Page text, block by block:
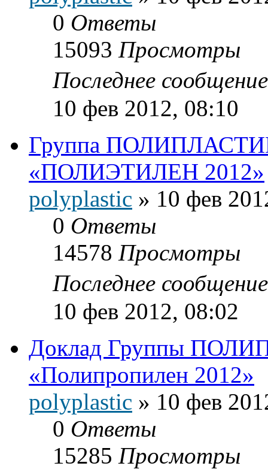
0 Ответы
15093 Просмотры
Последнее
10 фев 2012, 08:10
Группа
«ПОЛИЭТИЛЕН 2012»
polyplastic » 10 фев
0 Ответы
14578 Просмотры
Последнее
10 фев 2012, 08:02
Доклад Группы
«Полипропилен 2012»
polyplastic » 10 фев
0 Ответы
15285 Просмотры